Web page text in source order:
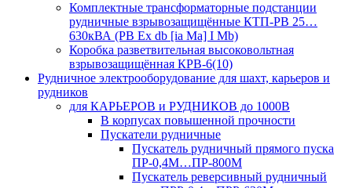
Комплектные трансформаторные подстанции
рудничные взрывозащищённые КТП-РВ 25…
630кВА (РВ Ex db [ia Ma] I Mb)
Коробка разветвительная высоковольтная
взрывозащищённая КРВ-6(10)
Рудничное электрооборудование для шахт, карьеров и
рудников
для КАРЬЕРОВ и РУДНИКОВ до 1000В
В корпусах повышенной прочности
Пускатели рудничные
Пускатель рудничный прямого пуска
ПР-0,4М…ПР-800М
Пускатель реверсивный рудничный